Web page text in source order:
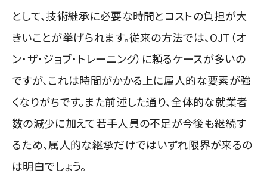
として、技術継承に必要な時間とコストの負担が大
きいことが挙げられます。従来の方法では、OJT（オ
ン・ザ・ジョブ・トレーニング）に頼るケースが多いの
ですが、これは時間がかかる上に属人的な要素が強
くなりがちです。また前述した通り、全体的な就業者
数の減少に加えて若手人員の不足が今後も継続す
るため、属人的な継承だけではいずれ限界が来るの
は明白でしょう。